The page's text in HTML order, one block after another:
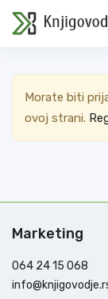
PRIKAŽI
Morate biti
ovoj strani.
Marketing
064 24 15 068